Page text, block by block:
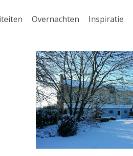
Overnachten Inspiratie